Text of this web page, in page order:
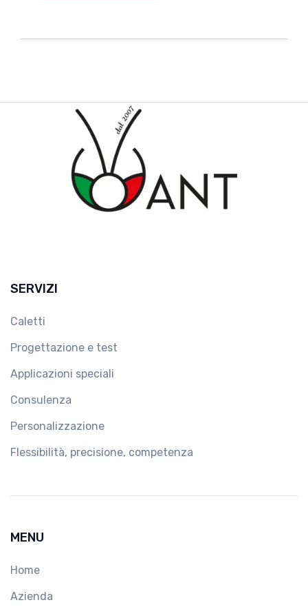
SERVIZI
Caletti
Progettazione e test
Applicazioni speciali
Consulenza
Personalizzazione
Flessibilità, precisione, competenza
MENU
Home
Azienda